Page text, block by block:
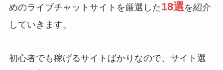
めのライブチャットサイトを厳選した18選を紹介
していきます。
初心者でも稼げるサイトばかりなので、サイト選